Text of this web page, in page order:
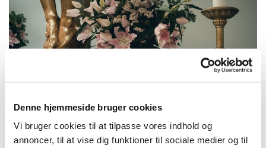
Denne hjemmeside bruger cookies
Vi bruger cookies til at tilpasse vores indhold og
annoncer, til at vise dig funktioner til sociale medier og til